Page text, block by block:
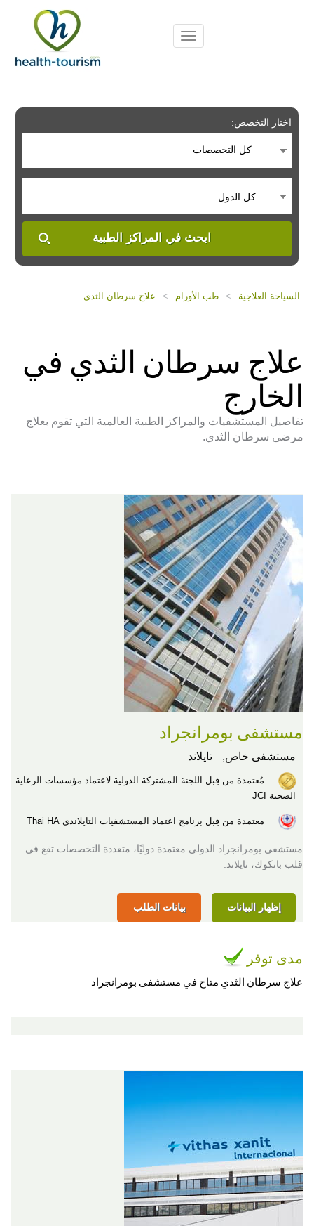
includes
system.
اختار التخصص:
كل التخصصات
كل الدول
ابحث في المراكز الطبية
السياحة العلاجية > طب الأورام > علاج سرطان الثدي
علاج سرطان الثدي في
الخارج
تفاصيل المستشفيات والمراكز الطبية العالمية التي تقوم بعلاج
مرضى سرطان الثدي.
مستشفى بومرانجراد
مستشفى خاص, تايلاند
مُعتمدة من قِبل اللجنة المشتركة الدولية لاعتماد مؤسسات الرعاية
الصحية JCI
معتمدة من قِبل برنامج اعتماد المستشفيات التايلاندي Thai HA
مستشفى بومرانجراد الدولي معتمدة دوليًا، متعددة التخصصات تقع في
قلب بانكوك، تايلاند.
إظهار البيانات بيانات الطلب
مدى توفر
علاج سرطان الثدي متاح في مستشفى بومرانجراد